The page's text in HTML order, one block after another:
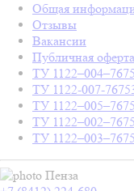
Общая
Отзывы
Вакансии
Публичная оферта
ТУ
ТУ 1122-007-
ТУ
ТУ
ТУ
Пенза